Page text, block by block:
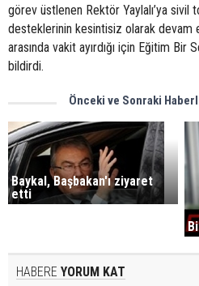
görev üstlenen Rektör Yaylalı’ya sivil
desteklerinin kesintisiz olarak devam
arasında vakit ayırdığı için Eğitim Bir
bildirdi.
Önceki ve Sonraki
Baykal, Başbakan'ı ziyaret
etti
HABERE YORUM KAT